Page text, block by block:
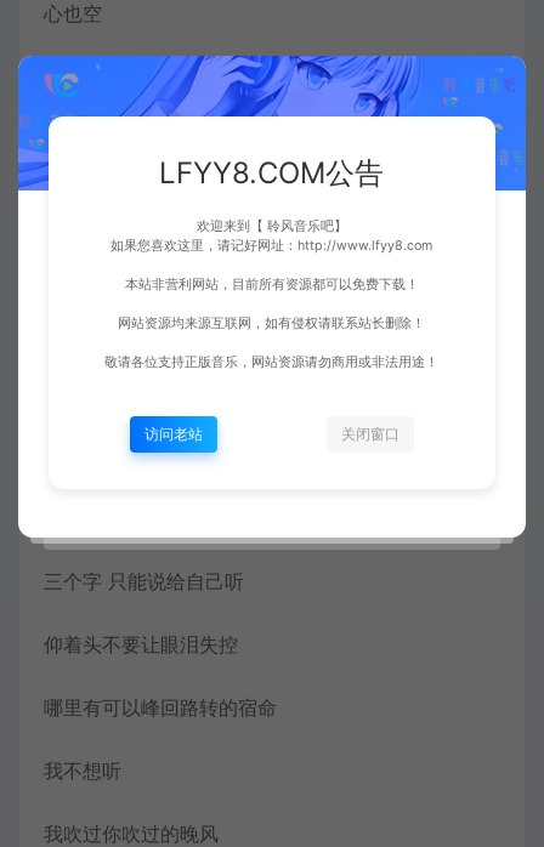
心也空
我吹过你吹过的晚风
是否看过同样 风景
数不完见证许愿的繁星
十字路口闪烁不停的信号灯
三个字 只能说给自己听
仰着头不要让眼泪失控
哪里有可以峰回路转的宿命
我不想听
我吹过你吹过的晚风
LFYY8.COM公告
欢迎来到【 聆风音乐吧】
如果您喜欢这里，请记好网址：http://www.lfyy8.com
本站非营利网站，目前所有资源都可以免费下载！
网站资源均来源互联网，如有侵权请联系站长删除！
敬请各位支持正版音乐，网站资源请勿商用或非法用途！
访问老站 关闭窗口